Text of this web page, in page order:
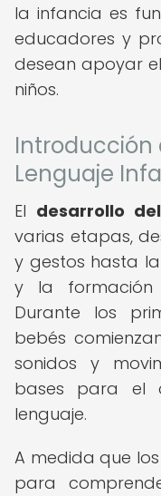
la infancia es
educadores y
desean apoyar
niños.
Introducción
Lenguaje
El desarrollo
varias etapas,
y gestos hasta
y la formación
Durante los
bebés
sonidos y
bases para el
lenguaje.
A medida que
para